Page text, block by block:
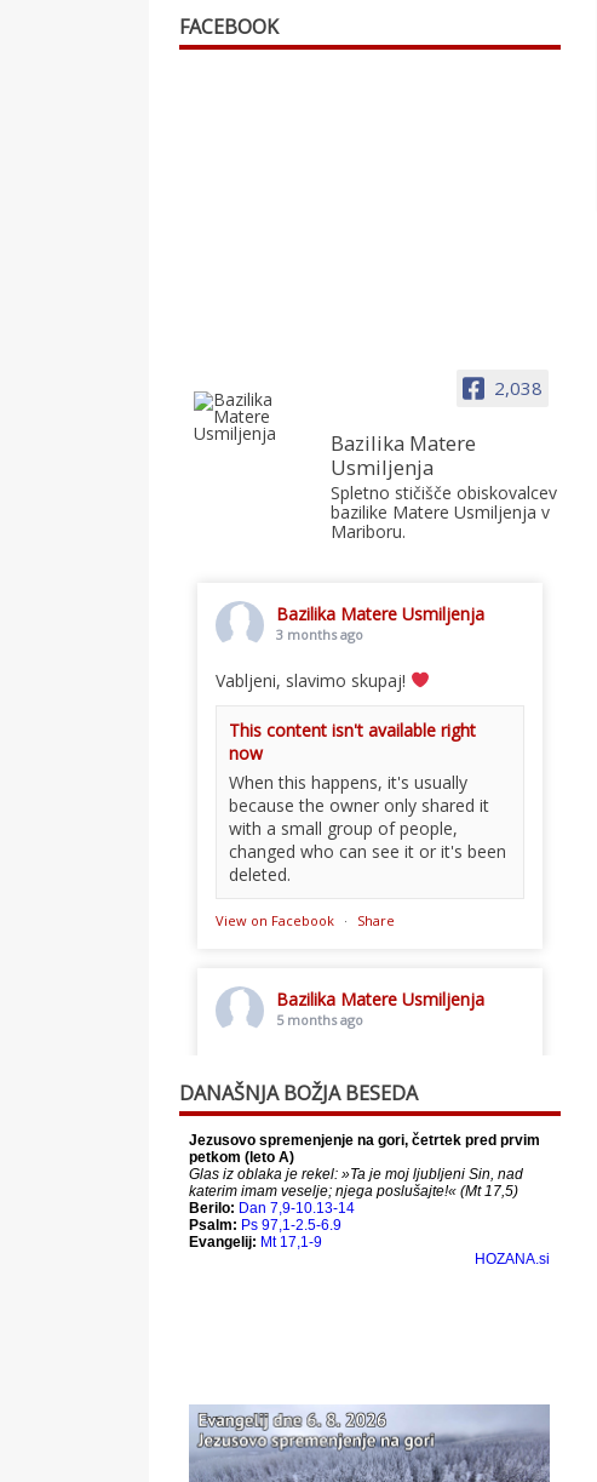
FACEBOOK
2,038
Bazilika Matere
Usmiljenja
Spletno stičišče obiskovalcev
bazilike Matere Usmiljenja v
Mariboru.
Bazilika Matere Usmiljenja
3 months ago
Vabljeni, slavimo skupaj!
This content isn't available right
now
When this happens, it's usually
because the owner only shared it
with a small group of people,
changed who can see it or it's been
deleted.
View on Facebook · Share
Bazilika Matere Usmiljenja
5 months ago
This content isn't available right
now
When this happens, it's usually
because the owner only shared it
with a small group of people,
changed who can see it or it's been
12 months ago
Že 125 let - za vas.
www.bazilika.info/125-letnica-
DANAŠNJA BOŽJA BESEDA